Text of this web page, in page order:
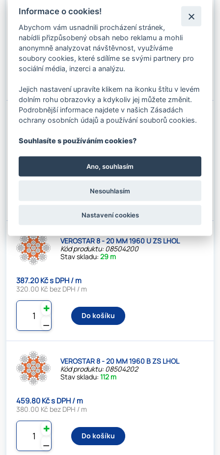
Kód produktu: 08504140
Stav skladu:790 m
239.58 Kč s DPH / m
198.00 Kč bez DPH / m
✚
Do košíku
VEROSTAR 8 - 17 MM 1960 U SZ RHOL
Stav skladu:
2108 m
356.95 Kč s DPH / m
295.00 Kč bez DPH / m
Do košíku
VEROSTAR 8 - 20 MM 1960 U ZS LHOL
Kód produktu: 08504200
Stav skladu:29 m
387.20 Kč s DPH / m
320.00 Kč bez DPH / m
⚊
✚
Do košíku
VEROSTAR 8 - 20 MM 1960 B ZS LHOL
Kód produktu: 08504202
Stav skladu:112 m
459.80 Kč s DPH / m
380.00 Kč bez DPH / m
⚊
✚
Do košíku
Informace o cookies!
Abychom vám usnadnili procházení stránek,
nabídli přizpůsobený obsah nebo reklamu a mohli
anonymně analyzovat návštěvnost, využíváme
soubory cookies, které sdílíme se svými partnery pro
sociální média, inzerci a analýzu.
Jejich nastavení upravíte klikem na ikonku štítu v levém
dolním rohu obrazovky a kdykoliv jej můžete změnit.
Podrobnější informace najdete v našich Zásadách
ochrany osobních údajů a používání souborů cookies.
Souhlasíte s používáním cookies?
Ano, souhlasím
Nesouhlasím
Nastavení cookies